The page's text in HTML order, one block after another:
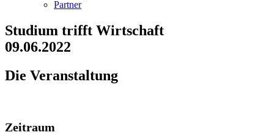
Partner
Studium trifft Wirtschaft
09.06.2022
Die Veranstaltung
Zeitraum